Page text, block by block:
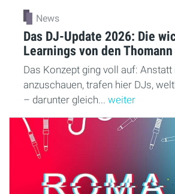
News
Das DJ-Update 2026: Die
Learnings von den Thomann
Das Konzept ging voll auf: Anstatt
anzuschauen, trafen hier DJs,
– darunter gleich... weiter